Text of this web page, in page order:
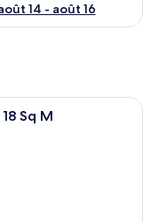
14 - août 16
d’hôtel comprenant
Sq M